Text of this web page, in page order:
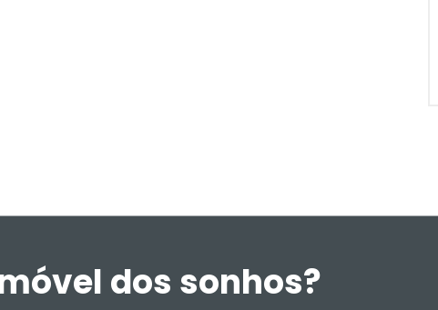
dos sonhos?